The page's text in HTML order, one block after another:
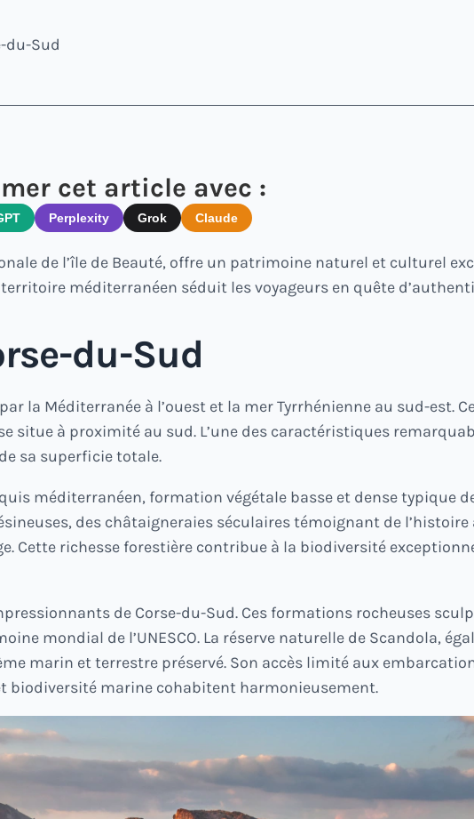
du-Sud
cet article avec :
Perplexity Grok Claude
de l’île de Beauté, offre un patrimoine naturel et culturel
méditerranéen séduit les voyageurs en quête
du-Sud
la Méditerranée à l’ouest et la mer Tyrrhénienne au sud-est.
situe à proximité au sud. L’une des caractéristiques
sa superficie totale.
méditerranéen, formation végétale basse et dense typique
des châtaigneraies séculaires témoignant de l’histoire
Cette richesse forestière contribue à la biodiversité
de Corse-du-Sud. Ces formations rocheuses
mondial de l’UNESCO. La réserve naturelle de Scandola,
marin et terrestre préservé. Son accès limité aux
biodiversité marine cohabitent harmonieusement.